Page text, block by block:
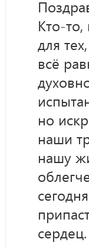
Кто-
для
всё
но
наши
нашу
сердец.